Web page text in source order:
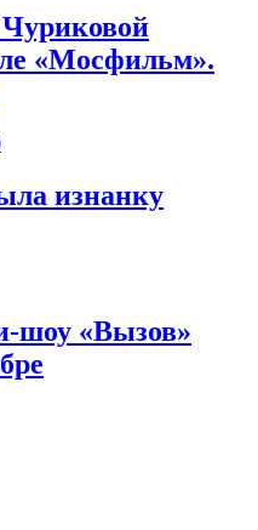
«Мосфильм».
изнанку
шоу «Вызов»